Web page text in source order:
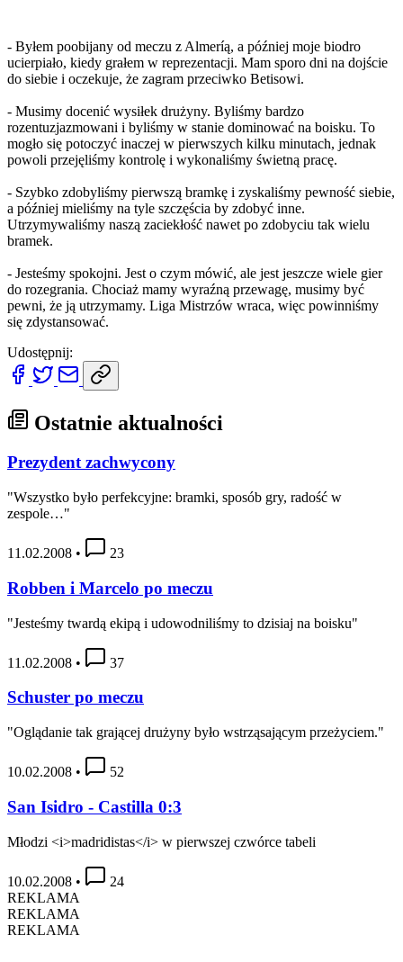
- Byłem poobijany od meczu z Almeríą, a później moje biodro
ucierpiało, kiedy grałem w reprezentacji. Mam sporo dni na dojście
do siebie i oczekuje, że zagram przeciwko Betisowi.
- Musimy docenić wysiłek drużyny. Byliśmy bardzo
rozentuzjazmowani i byliśmy w stanie dominować na boisku. To
mogło się potoczyć inaczej w pierwszych kilku minutach, jednak
powoli przejęliśmy kontrolę i wykonaliśmy świetną pracę.
- Szybko zdobyliśmy pierwszą bramkę i zyskaliśmy pewność siebie,
a później mieliśmy na tyle szczęścia by zdobyć inne.
Utrzymywaliśmy naszą zaciekłość nawet po zdobyciu tak wielu
bramek.
- Jesteśmy spokojni. Jest o czym mówić, ale jest jeszcze wiele gier
do rozegrania. Chociaż mamy wyraźną przewagę, musimy być
pewni, że ją utrzymamy. Liga Mistrzów wraca, więc powinniśmy
się zdystansować.
Udostępnij:
Ostatnie aktualności
Prezydent zachwycony
"Wszystko było perfekcyjne: bramki, sposób gry, radość w
zespole…"
11.02.2008 • 23
Robben i Marcelo po meczu
"Jesteśmy twardą ekipą i udowodniliśmy to dzisiaj na boisku"
11.02.2008 • 37
Schuster po meczu
"Oglądanie tak grającej drużyny było wstrząsającym przeżyciem."
10.02.2008 • 52
San Isidro - Castilla 0:3
Młodzi <i>madridistas</i> w pierwszej czwórce tabeli
10.02.2008 •
24
REKLAMA
REKLAMA
REKLAMA